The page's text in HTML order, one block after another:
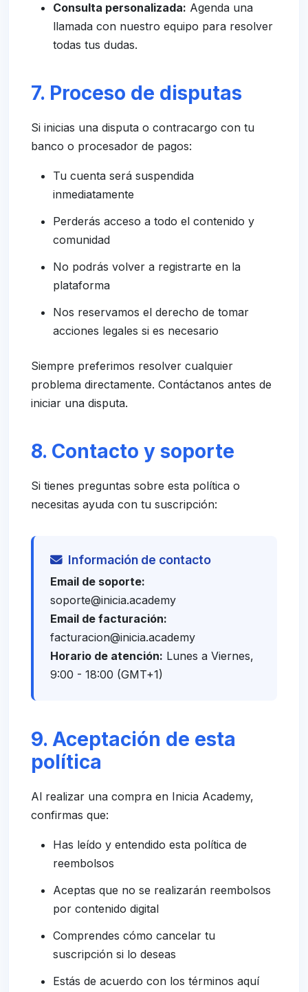
Consulta personalizada: Agenda una
llamada con nuestro equipo para resolver
todas tus dudas.
7. Proceso de disputas
Si inicias una disputa o contracargo con tu
banco o procesador de pagos:
Tu cuenta será suspendida
inmediatamente
Perderás acceso a todo el contenido y
comunidad
No podrás volver a registrarte en la
plataforma
Nos reservamos el derecho de tomar
acciones legales si es necesario
Siempre preferimos resolver cualquier
problema directamente. Contáctanos antes de
iniciar una disputa.
8. Contacto y soporte
Si tienes preguntas sobre esta política o
necesitas ayuda con tu suscripción:
Información de contacto
Email de soporte:
soporte@inicia.academy
Email de facturación:
facturacion@inicia.academy
Horario de atención: Lunes a Viernes,
9:00 - 18:00 (GMT+1)
9. Aceptación de esta
política
Al realizar una compra en Inicia Academy,
confirmas que:
Has leído y entendido esta política de
reembolsos
Aceptas que no se realizarán reembolsos
por contenido digital
Comprendes cómo cancelar tu
suscripción si lo deseas
Estás de acuerdo con los términos aquí